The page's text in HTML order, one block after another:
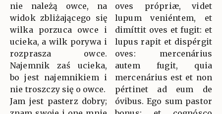
nie należą owce, na
widok zbliżającego się
wilka porzuca owce i
ucieka, a wilk porywa i
rozprasza owce.
Najemnik zaś ucieka,
bo jest najemnikiem i
nie troszczy się o owce.
Jam jest pasterz dobry;
oves própriæ, videt
lupum veniéntem, et
dimíttit oves et fugit: et
lupus rapit et dispérgit
oves: mercenárius
autem fugit, quia
mercenárius est et non
pértinet ad eum de
óvibus. Ego sum pastor